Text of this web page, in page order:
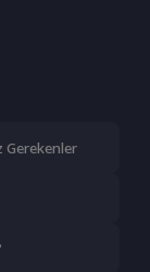
Gerekenler